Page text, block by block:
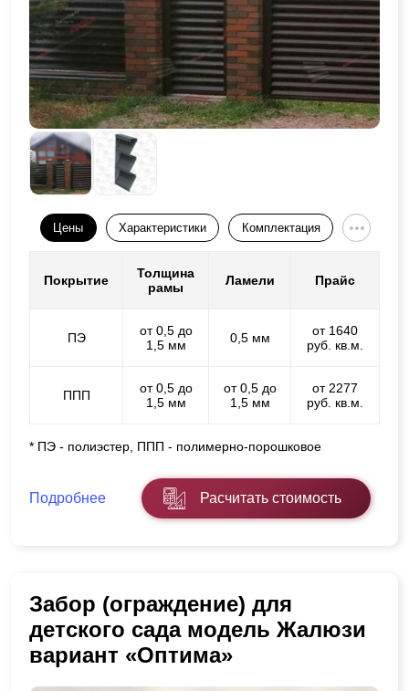
Цены Характеристики Комплектация
Покрытие
Толщина
рамы
Ламели Прайс
ПЭ
от 0,5 до
1,5 мм
0,5 мм
от 1640
руб. кв.м.
ППП
от 0,5 до
1,5 мм
от 0,5 до
1,5 мм
от 2277
руб. кв.м.
* ПЭ - полиэстер, ППП - полимерно-порошковое
Подробнее Расчитать стоимость
Забор (ограждение) для
детского сада модель Жалюзи
вариант «Оптима»